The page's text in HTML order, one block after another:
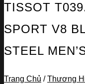
TISSOT
SPORT V8
STEEL
Trang Chủ / Thương